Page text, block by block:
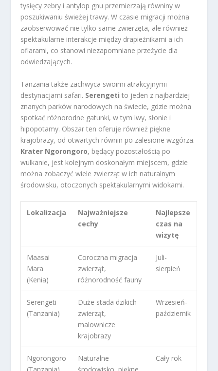
tysięcy zebry i antylop gnu przemierzają równiny w
poszukiwaniu świeżej trawy. W czasie migracji można
zaobserwować nie tylko same zwierzęta, ale również
spektakularne interakcje między drapieżnikami a ich
ofiarami, co stanowi niezapomniane przeżycie dla
odwiedzających.
Tanzania także zachwyca swoimi atrakcyjnymi
destynacjami safari. Serengeti to jeden z najbardziej
znanych parków narodowych na świecie, gdzie można
spotkać różnorodne gatunki, w tym lwy, słonie i
hipopotamy. Obszar ten oferuje również piękne
krajobrazy, od otwartych równin po zalesione wzgórza.
Krater Ngorongoro, będący pozostałością po
wulkanie, jest kolejnym doskonałym miejscem, gdzie
można zobaczyć wiele zwierząt w ich naturalnym
środowisku, otoczonych spektakularnymi widokami.
Lokalizacja
Najważniejsze
cechy
Najlepsze
czas na
wizytę
Maasai
Mara
(Kenia)
Coroczna migracja
zwierząt,
różnorodność fauny
Juli-
sierpień
Serengeti
(Tanzania)
Duże stada dzikich
zwierząt,
malownicze
krajobrazy
Wrzesień-
październik
Ngorongoro
Naturalne
Cały rok